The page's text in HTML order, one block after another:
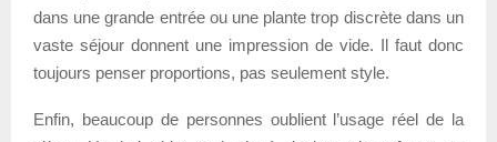
dans une grande entrée ou une plante trop discrète dans un
vaste séjour donnent une impression de vide. Il faut donc
toujours penser proportions, pas seulement style.
Enfin, beaucoup de personnes oublient l’usage réel de la